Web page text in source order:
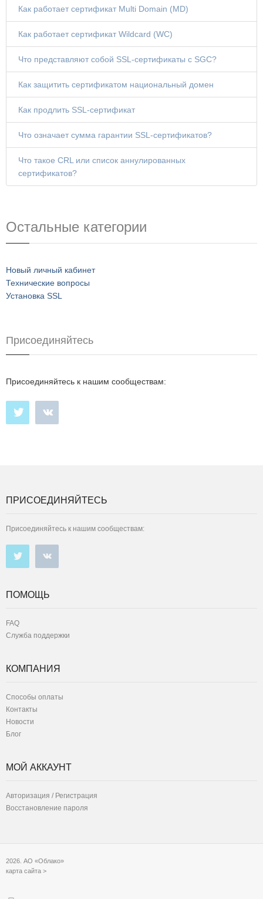
Как работает сертификат Multi Domain (MD)
Как работает сертификат Wildcard (WC)
Что представляют собой SSL-сертификаты с SGC?
Как защитить сертификатом национальный домен
Как продлить SSL-сертификат
Что означает сумма гарантии SSL-сертификатов?
Что такое CRL или список аннулированных
сертификатов?
Остальные категории
Новый личный кабинет
Технические вопросы
Установка SSL
Присоединяйтесь
Присоединяйтесь к нашим сообществам:
ПРИСОЕДИНЯЙТЕСЬ
Присоединяйтесь к нашим сообществам:
ПОМОЩЬ
FAQ
Служба поддержки
КОМПАНИЯ
Способы оплаты
Контакты
Новости
Блог
МОЙ АККАУНТ
Авторизация / Регистрация
Восстановление пароля
2026. АО «Облако»
карта сайта >